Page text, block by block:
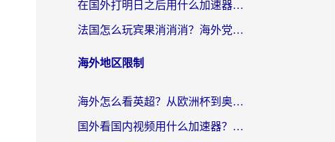
在国外打明日之后用什么加速器好一点？海外玩家亲测有效的国服游戏加速指南
法国怎么玩宾果消消消？海外党国服游戏加速器终极指南（附漫威召唤与合成解决办法）
海外地区限制
海外怎么看英超？从欧洲杯到奥运会，一份让你不卡壳的中文解说观看指南
国外看国内视频用什么加速器？留学生和海外华人的实用指南